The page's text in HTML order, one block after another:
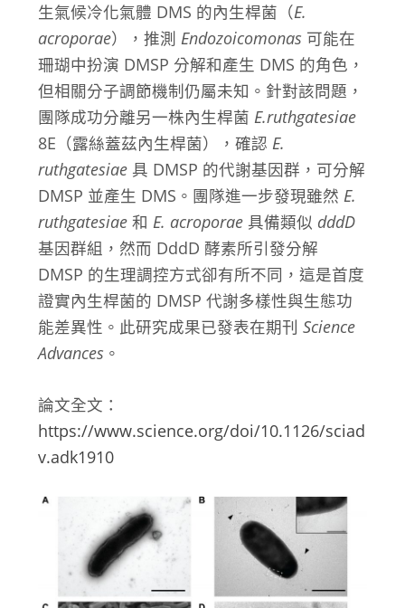
生氣候冷化氣體 DMS 的內生桿菌（E.
acroporae），推測Endozoicomonas 可能在
珊瑚中扮演 DMSP 分解和產生 DMS 的角色，
但相關分子調節機制仍屬未知。針對該問題，
團隊成功分離另一株內生桿菌E.ruthgatesiae
8E（露絲蓋茲內生桿菌），確認E.
ruthgatesiae 具 DMSP 的代謝基因群，可分解
DMSP 並產生 DMS。團隊進一步發現雖然E.
ruthgatesiae 和E. acroporae 具備類似 dddD
基因群組，然而 DddD 酵素所引發分解
DMSP 的生理調控方式卻有所不同，這是首度
證實內生桿菌的 DMSP 代謝多樣性與生態功
能差異性。此研究成果已發表在期刊Science
Advances 。
論文全文：
https://www.science.org/doi/10.1126/sciad
v.adk1910